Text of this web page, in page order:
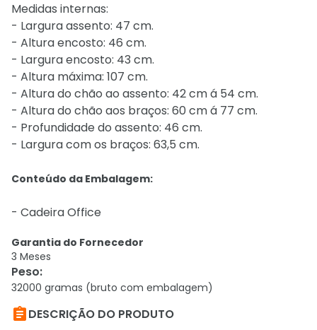
Medidas internas:
- Largura assento: 47 cm.
- Altura encosto: 46 cm.
- Largura encosto: 43 cm.
- Altura máxima: 107 cm.
- Altura do chão ao assento: 42 cm á 54 cm.
- Altura do chão aos braços: 60 cm á 77 cm.
- Profundidade do assento: 46 cm.
- Largura com os braços: 63,5 cm.
Conteúdo da Embalagem:
- Cadeira Office
Garantia do Fornecedor
3 Meses
Peso:
32000 gramas (bruto com embalagem)
DESCRIÇÃO DO PRODUTO